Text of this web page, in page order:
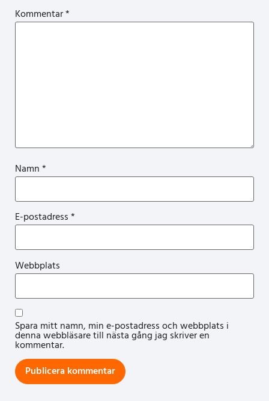
Kommentar*
Namn*
E-postadress*
Webbplats
Spara mitt namn, min e-postadress och webbplats i
denna webbläsare till nästa gång jag skriver en
kommentar.